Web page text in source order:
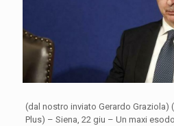
(dal nostro inviato Gerardo Graziola)
Plus) – Siena, 22 giu – Un maxi